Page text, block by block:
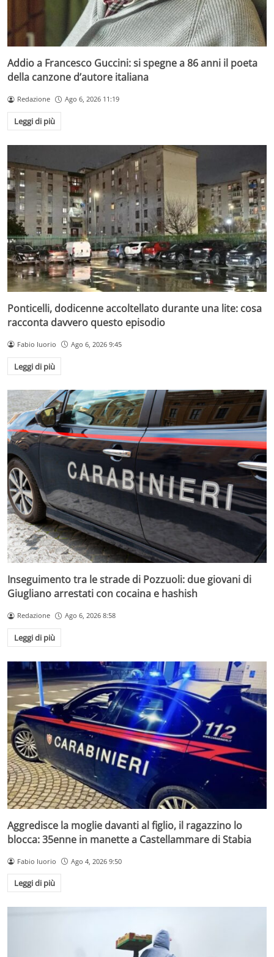
Addio a Francesco Guccini: si spegne a 86 anni il poeta
della canzone d’autore italiana
Redazione Ago 6, 2026 11:19
Leggi di più
Ponticelli, dodicenne accoltellato durante una lite: cosa
racconta davvero questo episodio
Fabio Iuorio Ago 6, 2026 9:45
Leggi di più
Inseguimento tra le strade di Pozzuoli: due giovani di
Giugliano arrestati con cocaina e hashish
Redazione Ago 6, 2026 8:58
Leggi di più
Aggredisce la moglie davanti al figlio, il ragazzino lo
blocca: 35enne in manette a Castellammare di Stabia
Fabio Iuorio Ago 4, 2026 9:50
Leggi di più